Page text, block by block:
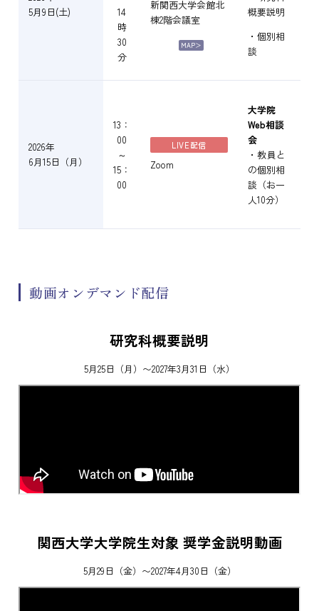
5月9日(土)
14
時
30
分
新関西大学会館北
棟2階会議室
MAP＞
概要説明
・個別相
談
2026年
6月15日（月）
13：
00
～
15：
00
LIVE配信
Zoom
大学院
Web相談
会
・教員と
の個別相
談（お一
人10分）
動画オンデマンド配信
研究科概要説明
5月25日（月）〜2027年3月31日（水）
関西大学大学院生対象 奨学金説明動画
5月29日（金）〜2027年4月30日（金）